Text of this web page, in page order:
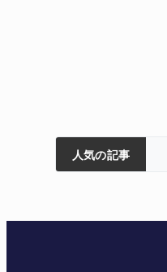
人気の記事
ィアで清掃 伊賀
3回目の派遣